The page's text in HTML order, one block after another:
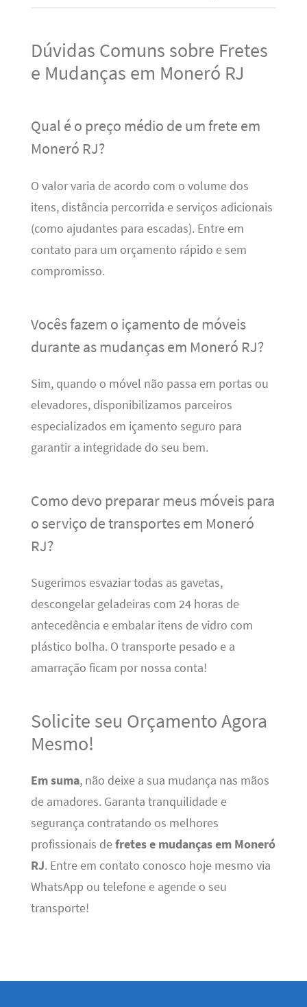
Dúvidas Comuns sobre Fretes
e Mudanças em Moneró RJ
Qual é o preço médio de um frete em
Moneró RJ?
O valor varia de acordo com o volume dos
itens, distância percorrida e serviços adicionais
(como ajudantes para escadas). Entre em
contato para um orçamento rápido e sem
compromisso.
Vocês fazem o içamento de móveis
durante as mudanças em Moneró RJ?
Sim, quando o móvel não passa em portas ou
elevadores, disponibilizamos parceiros
especializados em içamento seguro para
garantir a integridade do seu bem.
Como devo preparar meus móveis para
o serviço de transportes em Moneró
RJ?
Sugerimos esvaziar todas as gavetas,
descongelar geladeiras com 24 horas de
antecedência e embalar itens de vidro com
plástico bolha. O transporte pesado e a
amarração ficam por nossa conta!
Solicite seu Orçamento Agora
Mesmo!
Em suma, não deixe a sua mudança nas mãos
de amadores. Garanta tranquilidade e
segurança contratando os melhores
profissionais defretes e mudanças em Moneró
RJ. Entre em contato conosco hoje mesmo via
WhatsApp ou telefone e agende o seu
transporte!